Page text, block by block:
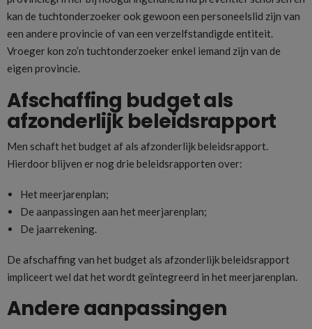
kan de tuchtonderzoeker ook gewoon een personeelslid zijn van
een andere provincie of van een verzelfstandigde entiteit.
Vroeger kon zo’n tuchtonderzoeker enkel iemand zijn van de
eigen provincie.
Afschaffing budget als
afzonderlijk beleidsrapport
Men schaft het budget af als afzonderlijk beleidsrapport.
Hierdoor blijven er nog drie beleidsrapporten over:
Het meerjarenplan;
De aanpassingen aan het meerjarenplan;
De jaarrekening.
De afschaffing van het budget als afzonderlijk beleidsrapport
impliceert wel dat het wordt geïntegreerd in het meerjarenplan.
Andere aanpassingen